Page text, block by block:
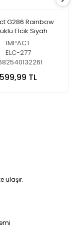
G286 Rainbow
Elcik Siyah
IMPACT
ELC-277
599,99 TL
ulaşır.